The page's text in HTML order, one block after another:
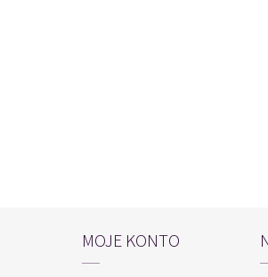
MOJE KONTO